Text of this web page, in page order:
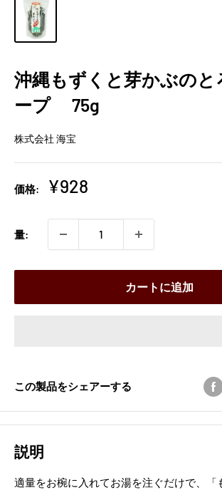
沖縄もずくと芽かぶのと
ープ 75g
株式会社 海宝
価格:
販
価
格
¥928
量:
カートに追加
この製品をシェアーする
説明
適量をお椀に入れてお湯を注ぐだけで、「